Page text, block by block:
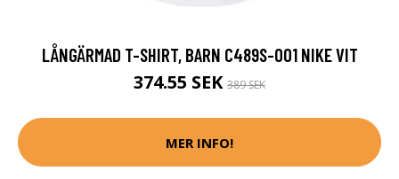
LÅNGÄRMAD T-SHIRT, BARN C489S-001 NIKE VIT
374.55 SEK 389 SEK
MER INFO!